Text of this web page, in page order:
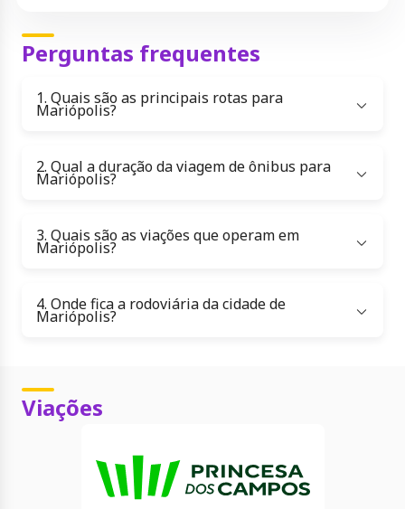
Perguntas frequentes
1. Quais são as principais rotas para
Mariópolis?
2. Qual a duração da viagem de ônibus para
Mariópolis?
3. Quais são as viações que operam em
Mariópolis?
4. Onde fica a rodoviária da cidade de
Mariópolis?
Viações